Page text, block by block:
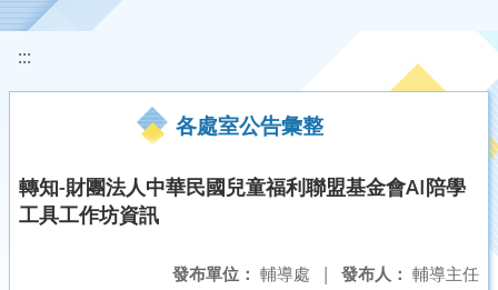
:::
各處室公告彙整
轉知-財團法人中華民國兒童福利聯盟基金會AI陪學
工具工作坊資訊
發布人： 輔導主任
發布單位： 輔導處 |